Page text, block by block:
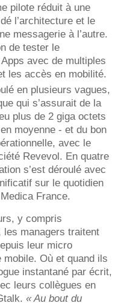
pilote réduit à une
l’architecture et le
messagerie à l’autre.
de tester le
avec de multiples
les accès en mobilité.
en plusieurs vagues,
qui s’assurait de la
plus de 2 giga octets
moyenne - et du bon
avec le
Revevol. En quatre
s’est déroulé avec
sur le quotidien
France.
y compris
les managers traitent
leur micro
mobile. Où et quand ils
instantané par écrit,
leurs collègues en
« Au bout du